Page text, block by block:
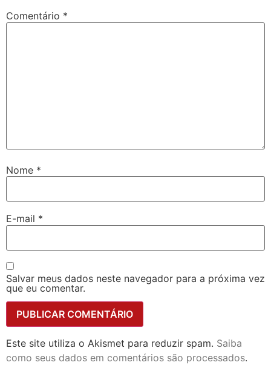
Comentário *
Nome *
E-mail *
Salvar meus dados neste navegador para a próxima vez
que eu comentar.
Este site utiliza o Akismet para reduzir spam. Saiba
como seus dados em comentários são processados.